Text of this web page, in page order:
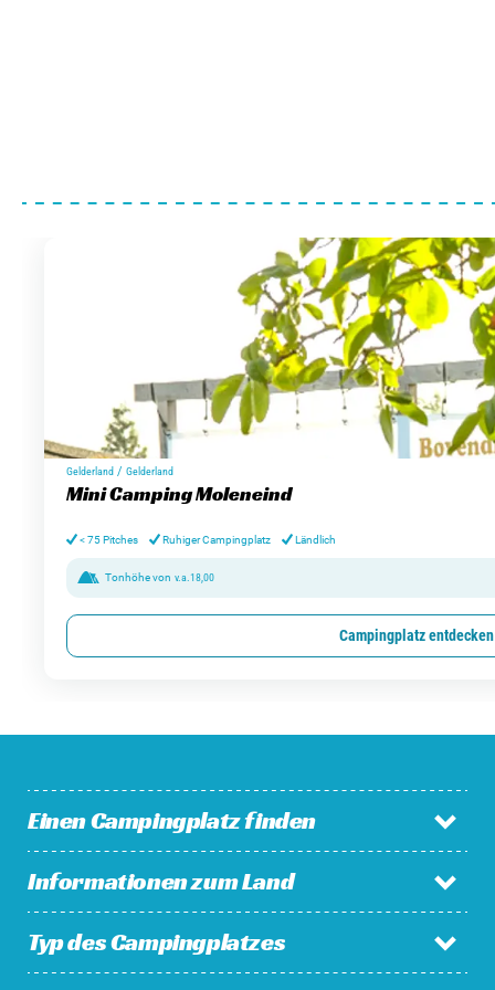
Gelderland / Gelderland
Mini Camping Moleneind
< 75 Pitches Ruhiger Campingplatz Ländlich
Tonhöhe von v.a.18,00
Campingplatz entdecken
Einen Campingplatz finden
Campingplätze in den Niederlanden
Campingplätze in Belgien
Campingplätze in Luxemburg
Informationen zum Land
Niederlande
Belgien
Typ des Campingplatzes